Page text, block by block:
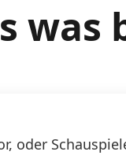
was
oder